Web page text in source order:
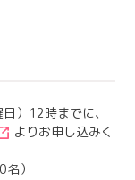
）12時までに、
よりお申し込みく
）